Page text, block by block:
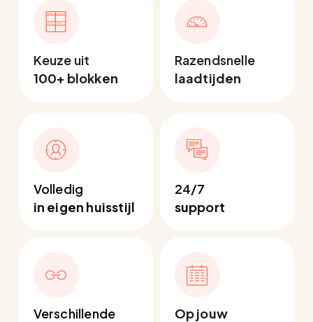
Keuze uit
100+ blokken
Razendsnelle
laadtijden
Volledig
in eigen huisstijl
24/7
support
Verschillende
Op jouw